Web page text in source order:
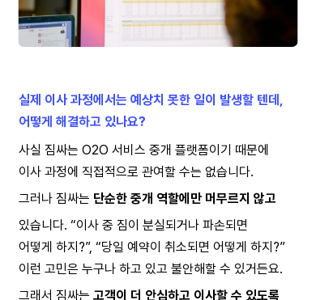
실제 이사 과정에서는 예상치 못한 일이 발생할 텐데,
어떻게 해결하고 있나요?
사실 짐싸는 O2O 서비스 중개 플랫폼이기 때문에
이사 과정에 직접적으로 관여할 수는 없습니다.
그러나 짐싸는 단순한 중개 역할에만 머무르지 않고
있습니다. “이사 중 짐이 분실되거나 파손되면
어떻게 하지?”, “당일 예약이 취소되면 어떻게 하지?”
이런 고민은 누구나 하고 있고 불안해할 수 있거든요.
그래서 짐싸는 고객이 더 안심하고 이사할 수 있도록